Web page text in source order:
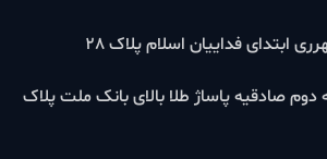
فداییان اسلام پلاک 28
صادقیه پاساژ طلا بالای بانک ملت پلاک